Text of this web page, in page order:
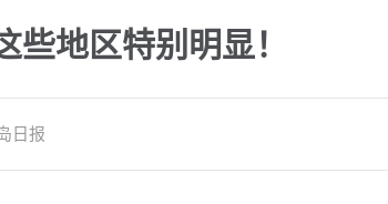
地区特别明显！
日报